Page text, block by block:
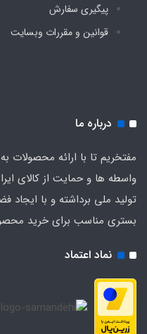
نماد اعتماد
پیگیری سفارش
قوانین و مقررات وبسایت
درباره ما
مفتخریم تا با ارائه
واسطه ها و حمایت از کالای
تولید ملی برداشته و با
بستری مناسب برای خرید